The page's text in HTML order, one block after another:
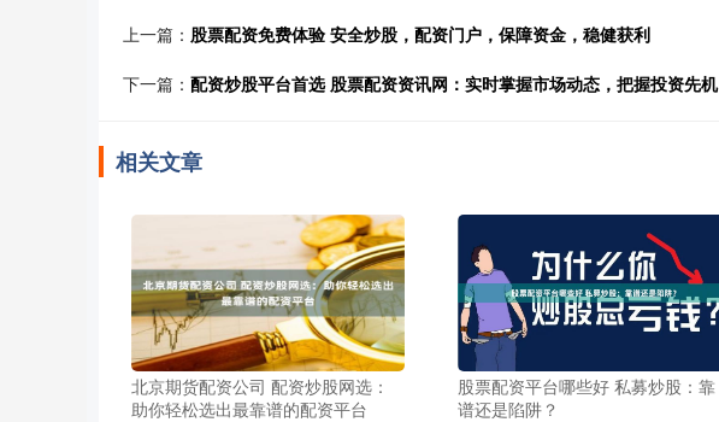
上一篇： 股票配资免费体验 安全炒股，配资门户，保障资金，稳健获利
下一篇： 配资炒股平台首选 股票配资资讯网：实时掌握市场动态，把握投资先机
相关文章
北京期货配资公司 配资炒股网选：
助你轻松选出最靠谱的配资平台
股票配资平台哪些好 私募炒股：靠
谱还是陷阱？